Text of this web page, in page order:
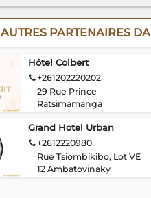
AUTRES PARTENAIRES
Hôtel Colbert
+261202220202
29 Rue Prince
Ratsimamanga
Grand Hotel Urban
+2612220980
Rue Tsiombikibo, Lot VE
12 Ambatovinaky